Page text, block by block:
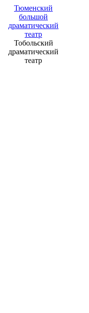
Тюменский
большой
драматический
театр
Тобольский
драматический
театр